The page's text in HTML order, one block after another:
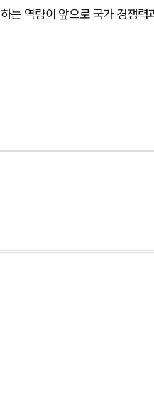
는 역량이 앞으로 국가 경쟁력